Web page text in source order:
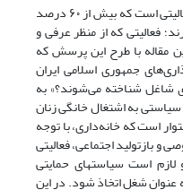
در حال حاضر، خانه‌داری اصلی‌ترین فعالیتی است که بیش از ۶۰ درصد
فعالیتی که از منظر عرفی و
مقاله با طرح این پرسش که
جمهوری اسلامی ایران
شاغل شناخته می‌شوند؟» به
به اشتغال خانگی زنان
است که خانه‌داری، با توجه
بازتولید اجتماعی، فعالیتی
است سیاست­های حمایتی
شغل اتخاذ شود. در این